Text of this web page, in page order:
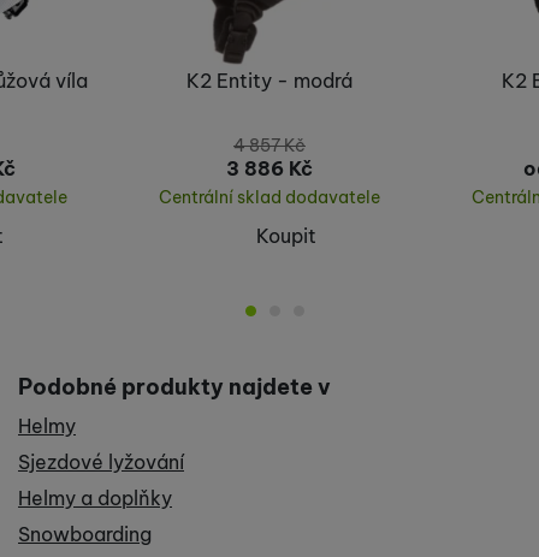
K2 Entity - modrá
4 857Kč
3 886 Kč
Centrální sklad dodavatele
Koupit
K2
víla
Podobné produkty najdete v
Helmy
Sjezdové lyžování
Helmy a doplňky
Snowboarding